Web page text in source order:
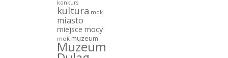
konkurs
kultura mdk
miasto
miejsce mocy
mok muzeum
Muzeum